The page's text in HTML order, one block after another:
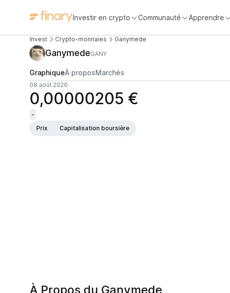
Investir en crypto Communauté Apprendre
Invest Crypto-monnaies Ganymede
GanymedeGANY
GraphiqueÀ proposMarchés
08 août 2026
0,00000205 €
-
Prix
Capitalisation boursière
À Propos du Ganymede